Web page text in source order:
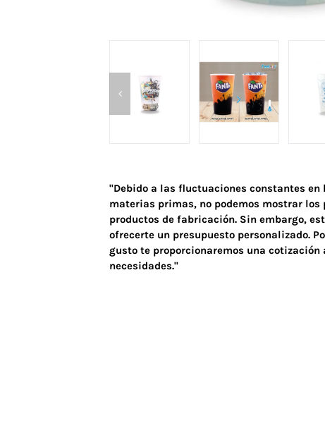
"Debido a las fluctuaciones constantes en
materias primas, no podemos mostrar los
productos de fabricación. Sin embargo,
ofrecerte un presupuesto personalizado.
gusto te proporcionaremos una cotización
necesidades."